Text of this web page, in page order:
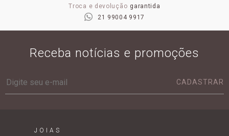
Troca e devolução garantida
21 99004 9917
Receba notícias e promoções
CADASTRAR
JOIAS